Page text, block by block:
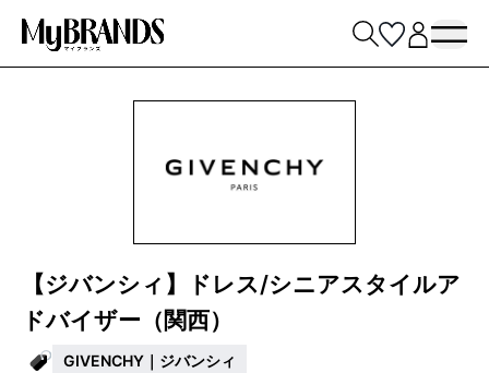
【ジバンシィ】ドレス/シニアスタイルア
ドバイザー（関西）
GIVENCHY｜ジバンシィ